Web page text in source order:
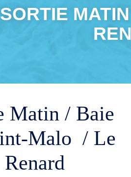
Matin / Baie
Malo / Le
Renard